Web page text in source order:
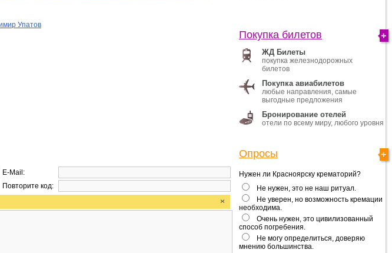
Упатов
E-Mail:
Повторите код:
Покупка билетов
ЖД Билеты
покупка железнодорожных
билетов
Покупка авиабилетов
любые направления, самые
выгодные предложения
Бронирование отелей
отели по всему миру, любого уровня
Опросы
Нужен ли Красноярску крематорий?
Не нужен, это не наш ритуал.
Не уверен, но возможность кремации
необходима.
Очень нужен, это цивилизованный
способ погребения.
Не могу определиться, доверяю
мнению большинства.